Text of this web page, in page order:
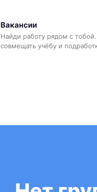
Вакансии
Найди работу рядом с
совмещать учёбу и